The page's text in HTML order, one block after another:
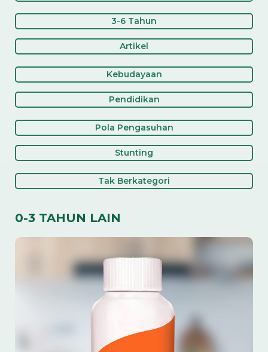
3-6 Tahun
Artikel
Kebudayaan
Pendidikan
Pola Pengasuhan
Stunting
Tak Berkategori
0-3 TAHUN LAIN